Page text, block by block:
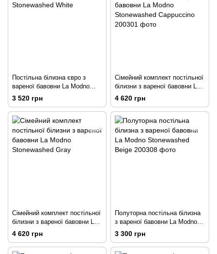
Постільна білизна євро з
вареної бавовни La Modno
Stonewashed White
3 520 грн
Сімейний комплект постільної
білизни з вареної бавовни La
Modno Stonewashed
Cappuccino
4 620 грн
Сімейний комплект постільної
білизни з вареної бавовни La
Modno Stonewashed Gray
4 620 грн
Полуторна постільна білизна
з вареної бавовни La Modno
Stonewashed Beige
3 300 грн